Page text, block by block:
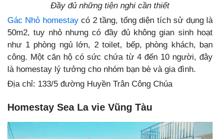
Đầy đủ những tiện nghi cần thiết
Gác Nhỏ homestaycó 2 tầng, tổng diện tích sử dụng là
50m2, tuy nhỏ nhưng có đầy đủ không gian sinh hoạt
như 1 phòng ngủ lớn, 2 toilet, bếp, phòng khách, bạn
công. Một căn hộ có sức chứa từ 4 đến 10 người, đây
là homestay lý tưởng cho nhóm bạn bè và gia đình.
Địa chỉ: 133/5 đường Huyền Trân Công Chúa
Homestay Sea La vie Vũng Tàu